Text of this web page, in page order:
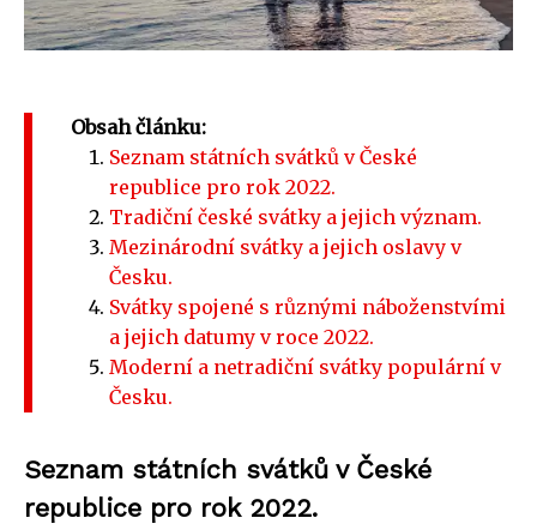
Obsah článku:
Seznam státních svátků v České
republice pro rok 2022.
Tradiční české svátky a jejich význam.
Mezinárodní svátky a jejich oslavy v
Česku.
Svátky spojené s různými náboženstvími
a jejich datumy v roce 2022.
Moderní a netradiční svátky populární v
Česku.
Seznam státních svátků v České
republice pro rok 2022.